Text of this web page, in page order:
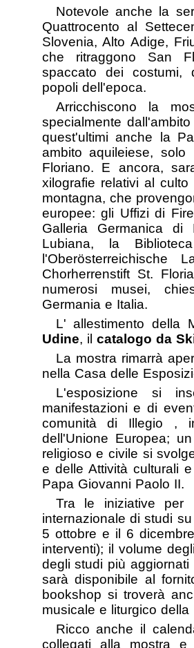
Notevole anche la
Quattrocento al
Slovenia, Alto Adige,
che ritraggono San
spaccato dei costumi,
popoli dell'epoca.
Arricchiscono la
specialmente
quest'ultimi anche la
ambito aquileiese,
Floriano. E ancora,
xilografie relativi al
montagna, che
europee: gli Uffizi di
Galleria Germanica di
Lubiana, la
l'Oberösterreichische
Chorherrenstift St.
numerosi musei,
Germania e Italia.
L' allestimento della
Udine, il catalogo da
La mostra rimarrà
nella Casa delle
L'esposizione si
manifestazioni e di
comunità di Illegio ,
dell'Unione Europea;
religioso e civile si
e delle Attività culturali
Papa Giovanni Paolo II.
Tra le iniziative per
internazionale di studi
5 ottobre e il 6
interventi); il volume
degli studi più
sarà disponibile al
bookshop si troverà
musicale e liturgico della
Ricco anche il
collegati alla mostra